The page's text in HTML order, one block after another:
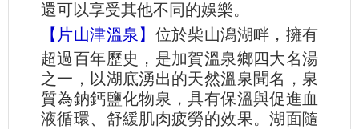
還可以享受其他不同的娛樂。
【片山津溫泉】 位於柴山潟湖畔，擁有
超過百年歷史，是加賀溫泉鄉四大名湯
之一，以湖底湧出的天然溫泉聞名，泉
質為鈉鈣鹽化物泉，具有保溫與促進血
液循環、舒緩肌肉疲勞的效果。湖面隨